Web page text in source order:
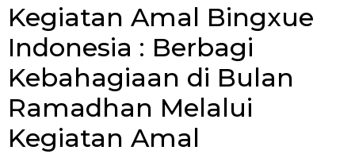
Kegiatan Amal Bingxue
Indonesia : Berbagi
Kebahagiaan di Bulan
Ramadhan Melalui
Kegiatan Amal